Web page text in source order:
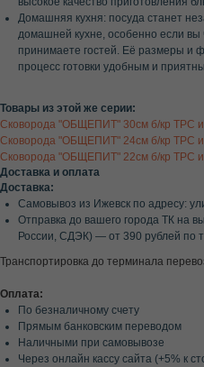
Домашняя кухня: посуда станет
домашней кухне, особенно если вы
принимаете гостей. Её размеры и
процесс готовки удобным и
Товары из этой же серии:
Сковорода "ОБЩЕПИТ" 30см б/кр ТРС
Сковорода "ОБЩЕПИТ" 24см б/кр ТРС
Сковорода "ОБЩЕПИТ" 22см б/кр ТРС
Доставка и оплата
Доставка:
Самовывоз из Ижевск по адресу:
Отправка до вашего города ТК на
России, СДЭК) — от 390 рублей по
Транспортировка до терминала
Оплата:
По безналичному счету
Прямым банковским переводом
Наличными при самовывозе
Через онлайн кассу сайта (+5% к